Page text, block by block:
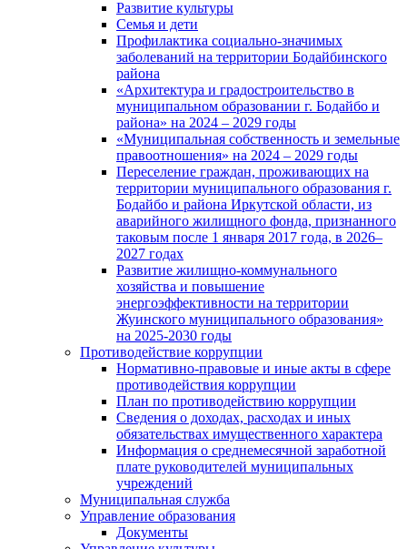
Развитие культуры
Семья и дети
Профилактика социально-значимых
заболеваний на территории Бодайбинского
района
«Архитектура и градостроительство в
муниципальном образовании г. Бодайбо и
района» на 2024 – 2029 годы
«Муниципальная собственность и земельные
правоотношения» на 2024 – 2029 годы
Переселение граждан, проживающих на
территории муниципального образования г.
Бодайбо и района Иркутской области, из
аварийного жилищного фонда, признанного
таковым после 1 января 2017 года, в 2026–
2027 годах
Развитие жилищно-коммунального
хозяйства и повышение
энергоэффективности на территории
Жуинского муниципального образования»
на 2025-2030 годы
Противодействие коррупции
Нормативно-правовые и иные акты в сфере
противодействия коррупции
План по противодействию коррупции
Сведения о доходах, расходах и иных
обязательствах имущественного характера
Информация о среднемесячной заработной
плате руководителей муниципальных
учреждений
Муниципальная служба
Управление образования
Документы